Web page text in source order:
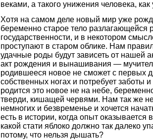
веками, а такого унижения человека,
Хотя на самом деле новый мир уже
беременно старое тело разлагающейся
государственности, и в некотором
проступают в старом облике. Нам
удачные роды будут зависеть от нашей
акт рождения и вынашивания —
родившееся новое не сможет с первых
собственных ногах и потребует заботы
родится это новое не на небе,
тверди, кишащей червями. Нам так же
немногих и безвременье и хочется
есть в истории, когда опыт
какой стати яблоко должно так далеко
потому, что нельзя дышать?